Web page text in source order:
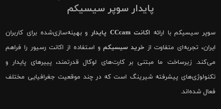
پایدار سوپر سیسیکم
سوپر سیسیکم با ارائه اکانت CCcam پایدار
و بهینه‌سازی‌شده برای کاربران
ایران، تجربه‌ای متفاوت از خرید سیسیکمو استفاده از اکانت رسیور را فراهم
می‌کند. زیرساخت ما مبتنی بر کارت‌های لوکال قدرتمند، پییرهای پایدار و
تکنولوژی‌های پیشرفته شیرینگ است که در چند موقعیت جغرافیایی مختلف
فعال شده‌اند.